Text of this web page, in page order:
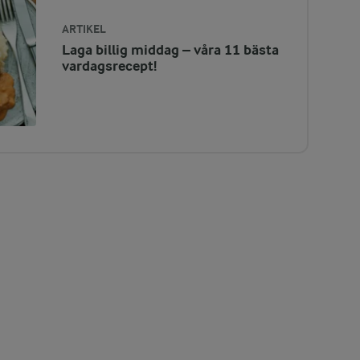
ARTIKEL
Laga billig middag – våra 11 bästa
vardagsrecept!